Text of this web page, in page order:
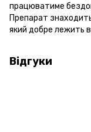
працюватиме
Препарат
який добре лежить в
Відгуки